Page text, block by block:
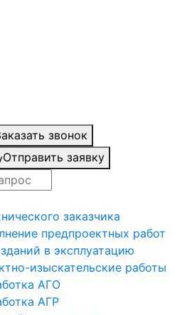
звонок
Отправить заявку
заказчика
предпроектных работ
в эксплуатацию
изыскательские работы
АГО
АГР